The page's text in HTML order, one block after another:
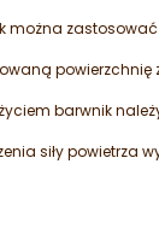
można
barwnik
siły powietrza